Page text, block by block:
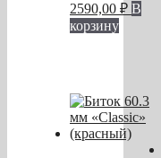
2590,00 ₽ В
корзину